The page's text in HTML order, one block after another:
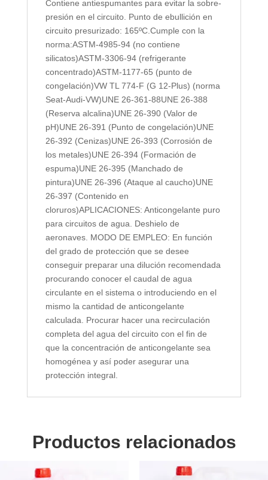
Contiene antiespumantes para evitar la sobre-
presión en el circuito. Punto de ebullición en
circuito presurizado: 165ºC.Cumple con la
norma:ASTM-4985-94 (no contiene
silicatos)ASTM-3306-94 (refrigerante
concentrado)ASTM-1177-65 (punto de
congelación)VW TL 774-F (G 12-Plus) (norma
Seat-Audi-VW)UNE 26-361-88UNE 26-388
(Reserva alcalina)UNE 26-390 (Valor de
pH)UNE 26-391 (Punto de congelación)UNE
26-392 (Cenizas)UNE 26-393 (Corrosión de
los metales)UNE 26-394 (Formación de
espuma)UNE 26-395 (Manchado de
pintura)UNE 26-396 (Ataque al caucho)UNE
26-397 (Contenido en
cloruros)APLICACIONES: Anticongelante puro
para circuitos de agua. Deshielo de
aeronaves. MODO DE EMPLEO: En función
del grado de protección que se desee
conseguir preparar una dilución recomendada
procurando conocer el caudal de agua
circulante en el sistema o introduciendo en el
mismo la cantidad de anticongelante
calculada. Procurar hacer una recirculación
completa del agua del circuito con el fin de
que la concentración de anticongelante sea
homogénea y así poder asegurar una
protección integral.
Productos relacionados